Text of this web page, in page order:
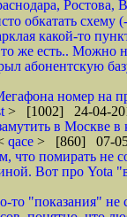
обкатать схему
какой-то
же есть.. Можно
абонентскую
номер на
> [1002] 24-04-
в Москве в
qace > [860] 07-
что помирать не
Вот про Yota
то "показания" не